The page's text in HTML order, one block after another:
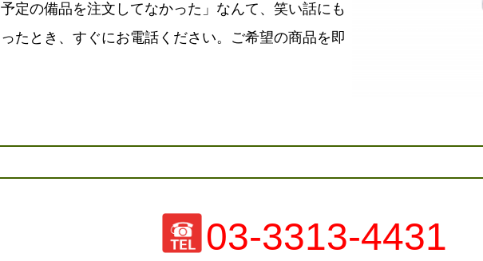
定の備品を注文してなかった」なんて、笑い話にも
たとき、すぐにお電話ください。ご希望の商品を即
03-3313-4431